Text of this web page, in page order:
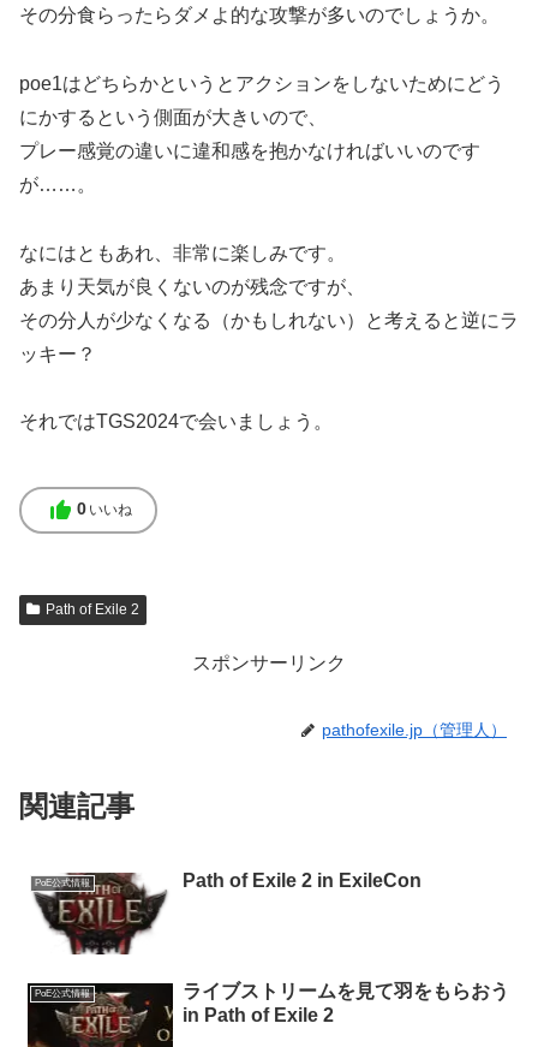
その分食らったらダメよ的な攻撃が多いのでしょうか。
poe1はどちらかというとアクションをしないためにどう
にかするという側面が大きいので、
プレー感覚の違いに違和感を抱かなければいいのです
が……。
なにはともあれ、非常に楽しみです。
あまり天気が良くないのが残念ですが、
その分人が少なくなる（かもしれない）と考えると逆にラ
ッキー？
それではTGS2024で会いましょう。
thumb_up 0 いいね
Path of Exile 2
スポンサーリンク
pathofexile.jp（管理人）
関連記事
PoE公式情報 Path of Exile 2 in ExileCon
PoE公式情報
ライブストリームを見て羽をもらおう
in Path of Exile 2